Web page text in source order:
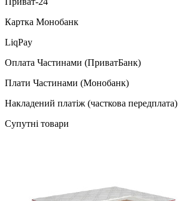
Картка Монобанк
LiqPay
Оплата Частинами (ПриватБанк)
Плати Частинами (Монобанк)
Накладений платіж (часткова передплата)
Супутні товари